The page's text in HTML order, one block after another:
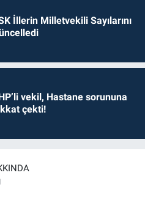
İllerin Milletvekili Sayılarını
vekil, Hastane sorununa
çekti!